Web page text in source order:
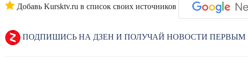
Добавь Kursktv.ru в список своих источников
ПОДПИШИСЬ НА ДЗЕН И ПОЛУЧАЙ НОВОСТИ ПЕРВЫМ